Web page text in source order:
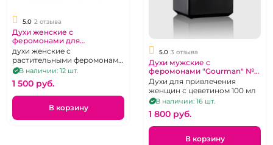
5.0 2 отзыва
Духи женские с
феромонами для
привлечения мужчин
"Sensual" Touch
духи женские с
растительными феромонами
Цеветин, 55 мл
В наличии: 12 шт.
1 500 pуб.
В корзину
5.0 3 отзыва
Духи мужские с
феромонами "Gourman" №1
100 мл
Духи для привлечения
женщин с цеветином 100 мл
В наличии: 16 шт.
1 800 pуб.
В корзину